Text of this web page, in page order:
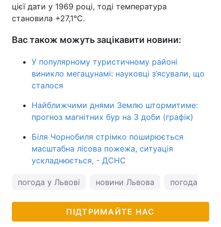
цієї дати у 1969 році, тоді температура
становила +27,1°С.
Вас також можуть зацікавити новини:
У популярному туристичному районі
виникло мегацунамі: науковці з’ясували, що
сталося
Найближчими днями Землю штормитиме:
прогноз магнітних бур на 3 доби (графік)
Біля Чорнобиля стрімко поширюється
масштабна лісова пожежа, ситуація
ускладнюється, - ДСНС
погода у Львові новини Львова погода у
ПІДТРИМАЙТЕ НАС